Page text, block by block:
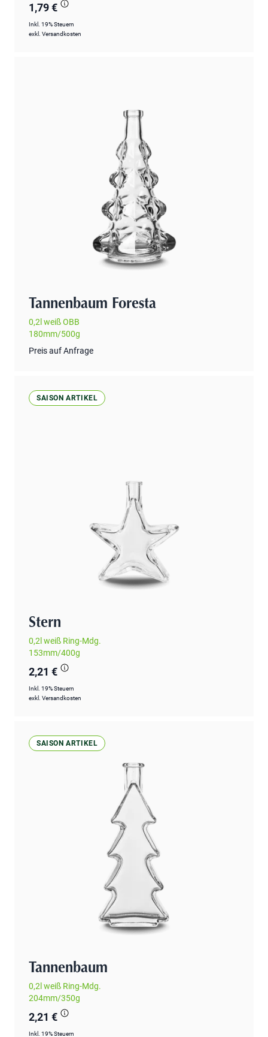
1,79 €
Inkl. 19% Steuern
exkl. Versandkosten
Tannenbaum Foresta
0,2l weiß OBB
180mm/500g
Preis auf Anfrage
SAISON ARTIKEL
Stern
0,2l weiß Ring-Mdg.
153mm/400g
2,21 €
Inkl. 19% Steuern
exkl. Versandkosten
SAISON ARTIKEL
Tannenbaum
0,2l weiß Ring-Mdg.
204mm/350g
2,21 €
Inkl. 19% Steuern